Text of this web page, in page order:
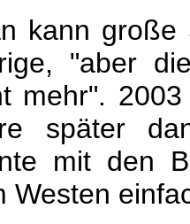
kann große
"aber
mehr".
später
mit den
Westen